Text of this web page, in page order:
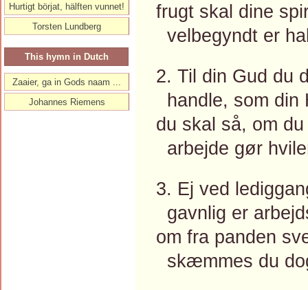
frugt skal dine
velbegyndt er
2. Til din Gud du
handle, som din
du skal så, om
arbejde gør
3. Ej ved
gavnlig er
om fra panden
skæmmes du
Hurtigt börjat, hälften vunnet!
Torsten Lundberg
This hymn in Dutch
Zaaier, ga in Gods naam ...
Johannes Riemens